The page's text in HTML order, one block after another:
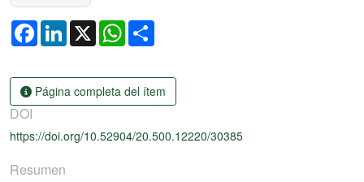
FacebookLinkedIn
X WhatsApp
Página completa del ítem
DOI
https://doi.org/10.52904/20.500.12220/30385
Resumen